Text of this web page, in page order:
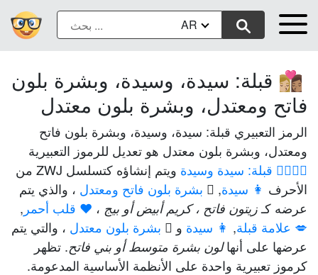
AR
👩🏼‍❤️‍💋‍👩🏽 قبلة: سيدة، وسيدة، وبشرة بلون
فاتح ومعتدل، وبشرة بلون معتدل
الرمز التعبيري قبلة: سيدة، وسيدة، وبشرة بلون فاتح
ومعتدل، وبشرة بلون معتدل هو تعديل للرموز التعبيرية
👩‍❤️‍💋‍👩 قبلة: سيدة وسيدة
ويتم إنشاؤه كتسلسل ZWJ من
الأحرف 👩 سيدة, 🏼 بشرة بلون فاتح ومعتدل ، والذي يتم
عرضه كـزيتون فاتح ، كريم أبيض أو بيج ، ❤️ قلب أحمر ,
💋 علامة قبلة, 👩 سيدة و 🏽 بشرة بلون معتدل ، والتي يتم
عرضها على أنهالون بشرة متوسط أو بني فاتح. تظهر
كرموز تعبيرية واحدة على الأنظمة الأساسية المدعومة.